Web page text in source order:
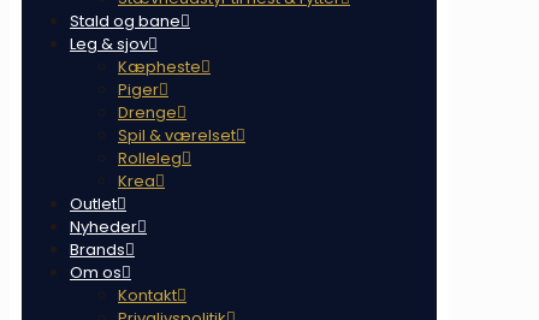
Stald og bane
Leg & sjov
Kæpheste
Piger
Drenge
Spil & værelset
Rolleleg
Krea
Outlet
Nyheder
Brands
Om os
Kontakt